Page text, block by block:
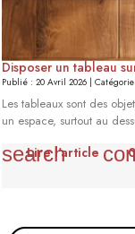
Disposer un tableau
Publié : 20 Avril 2026 |
Les tableaux sont des
un espace, surtout au
search
Lire l'article 0